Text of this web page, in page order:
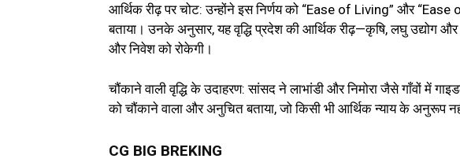
आर्थिक रीढ़ पर चोट: उन्होंने इस निर्णय को “Ease of Living” और
बताया। उनके अनुसार, यह वृद्धि प्रदेश की आर्थिक रीढ़—कृषि, लघु उद्योग और
और निवेश को रोकेगी।
चौंकाने वाली वृद्धि के उदाहरण: सांसद ने लाभांडी और निमोरा जैसे गाँवों में
को चौंकाने वाला और अनुचित बताया, जो किसी भी आर्थिक न्याय के अनुरूप
CG BIG BREKING